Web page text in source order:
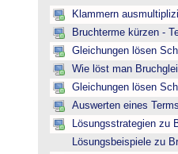
Klammern
Bruchterme kürzen -
Gleichungen lösen
Wie löst man
Gleichungen lösen
Auswerten eines
Lösungsstrategien zu
Lösungsbeispiele zu